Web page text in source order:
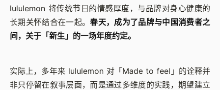
lululemon 将传统节日的情感厚度，与品牌对身心健康的
长期关怀结合在一起。春天，成为了品牌与中国消费者之
间，关于「新生」的一场年度约定。
实际上，多年来 lululemon 对「Made to feel」的诠释并
非只停留在叙事层面，而是通过多维度的实践，期望建立